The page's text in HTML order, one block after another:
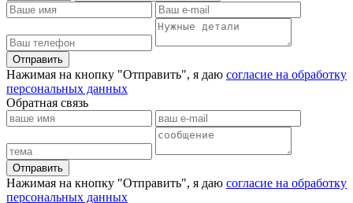
Отправить
Нажимая на кнопку "Отправить", я даю согласие на обработку
персональных данных
Обратная связь
Отправить
Нажимая на кнопку "Отправить", я даю согласие на обработку
персональных данных